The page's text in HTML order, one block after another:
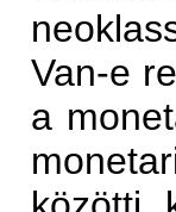
Van-e
a